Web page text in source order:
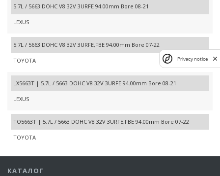
5.7L / 5663 DOHC V8 32V 3URFE 94.00mm Bore 08-21
LEXUS
5.7L / 5663 DOHC V8 32V 3URFE,FBE 94.00mm Bore 07-22
TOYOTA
LX5663T | 5.7L / 5663 DOHC V8 32V 3URFE 94.00mm Bore 08-21
LEXUS
TO5663T | 5.7L / 5663 DOHC V8 32V 3URFE,FBE 94.00mm Bore 07-22
TOYOTA
КАТАЛОГ
Privacy notice